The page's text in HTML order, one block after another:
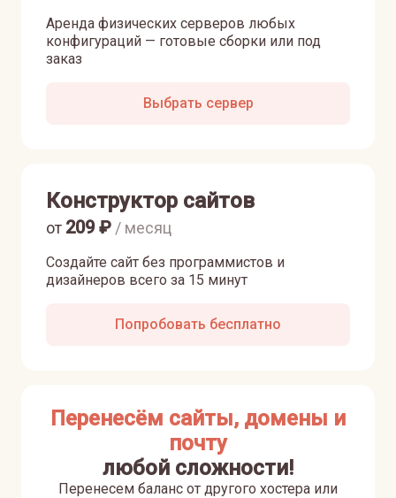
Аренда физических серверов любых
конфигураций — готовые сборки или под
заказ
Выбрать сервер
Конструктор сайтов
Создайте сайт без программистов и
дизайнеров всего за 15 минут
от 209₽ / месяц
Попробовать бесплатно
Перенесём сайты, домены и
почту
любой сложности!
Перенесем баланс от другого хостера или